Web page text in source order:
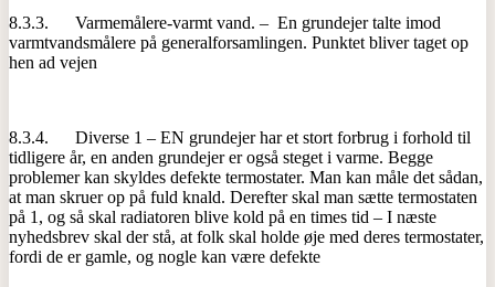
8.3.3. Varmemålere-varmt vand. – En grundejer talte imod
varmtvandsmålere på generalforsamlingen. Punktet bliver taget op
hen ad vejen
8.3.4. Diverse 1 – EN grundejer har et stort forbrug i forhold til
tidligere år, en anden grundejer er også steget i varme. Begge
problemer kan skyldes defekte termostater. Man kan måle det sådan,
at man skruer op på fuld knald. Derefter skal man sætte termostaten
på 1, og så skal radiatoren blive kold på en times tid – I næste
nyhedsbrev skal der stå, at folk skal holde øje med deres termostater,
fordi de er gamle, og nogle kan være defekte